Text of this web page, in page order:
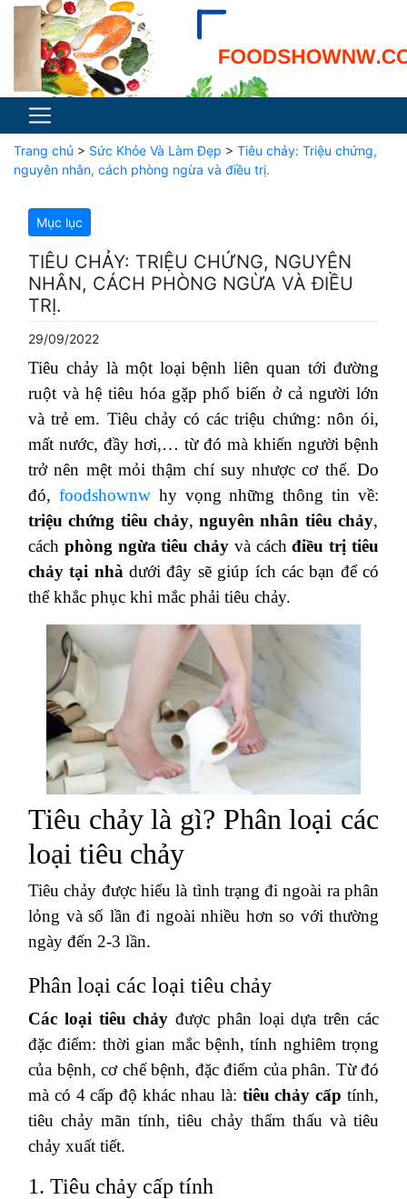
Trang chủ > Sức Khỏe Và Làm Đẹp > Tiêu chảy: Triệu chứng,
nguyên nhân, cách phòng ngừa và điều trị.
Mục lục
TIÊU CHẢY: TRIỆU CHỨNG, NGUYÊN
NHÂN, CÁCH PHÒNG NGỪA VÀ ĐIỀU
TRỊ.
29/09/2022
Tiêu chảy là một loại bệnh liên quan tới đường
ruột và hệ tiêu hóa gặp phổ biến ở cả người lớn
và trẻ em. Tiêu chảy có các triệu chứng: nôn ói,
mất nước, đầy hơi,… từ đó mà khiến người bệnh
trở nên mệt mỏi thậm chí suy nhược cơ thể. Do
đó, foodshownwhy vọng những thông tin về:
triệu chứng tiêu chảy, nguyên nhân tiêu chảy,
cách phòng ngừa tiêu chảy và cáchđiều trị tiêu
chảy tại nhà dưới đây sẽ giúp ích các bạn để có
thể khắc phục khi mắc phải tiêu chảy.
Tiêu chảy là gì? Phân loại các
loại tiêu chảy
Tiêu chảy được hiểu là tình trạng đi ngoài ra phân
lỏng và số lần đi ngoài nhiều hơn so với thường
ngày đến 2-3 lần.
Phân loại các loại tiêu chảy
Các loại tiêu chảy được phân loại dựa trên các
đặc điểm: thời gian mắc bệnh, tính nghiêm trọng
của bệnh, cơ chế bệnh, đặc điểm của phân. Từ đó
mà có 4 cấp độ khác nhau là: tiêu chảy cấp tính,
tiêu chảy mãn tính, tiêu chảy thẩm thấu và tiêu
chảy xuất tiết.
1. Tiêu chảy cấp tính